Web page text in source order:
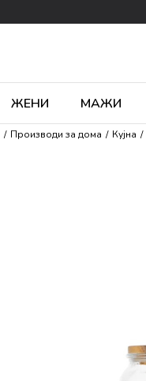
ЖЕНИ МАЖИ
Производи за дома Кујна